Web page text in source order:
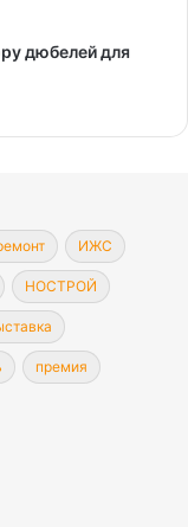
дюбелей для
ИЖС
НОСТРОЙ
премия